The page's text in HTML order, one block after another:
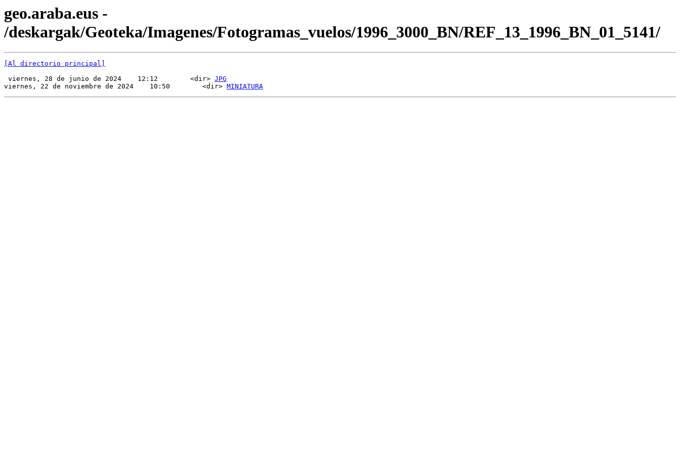
geo.araba.eus -
/deskargak/Geoteka/Imagenes/Fotogramas_vuelos/1996_3000_BN/REF_13_1996_BN_01_5141/
[Al directorio principal]
viernes, 28 de junio de 2024    12:12        <dir> JPG
viernes, 22 de noviembre de 2024    10:50        <dir> MINIATURA